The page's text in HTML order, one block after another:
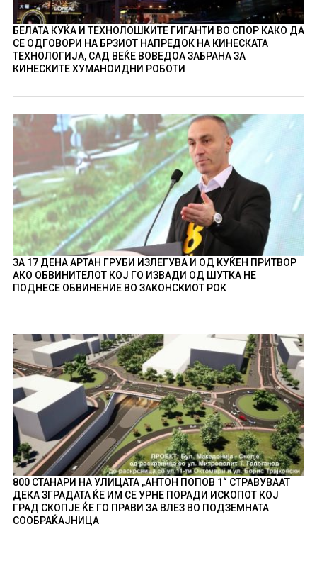
БЕЛАТА КУЌА И ТЕХНОЛОШКИТЕ ГИГАНТИ ВО СПОР КАКО ДА
СЕ ОДГОВОРИ НА БРЗИОТ НАПРЕДОК НА КИНЕСКАТА
ТЕХНОЛОГИЈА, САД ВЕЌЕ ВОВЕДОА ЗАБРАНА ЗА
КИНЕСКИТЕ ХУМАНОИДНИ РОБОТИ
ЗА 17 ДЕНА АРТАН ГРУБИ ИЗЛЕГУВА И ОД КУЌЕН ПРИТВОР
АКО ОБВИНИТЕЛОТ КОЈ ГО ИЗВАДИ ОД ШУТКА НЕ
ПОДНЕСЕ ОБВИНЕНИЕ ВО ЗАКОНСКИОТ РОК
800 СТАНАРИ НА УЛИЦАТА „АНТОН ПОПОВ 1“ СТРАВУВААТ
ДЕКА ЗГРАДАТА ЌЕ ИМ СЕ УРНЕ ПОРАДИ ИСКОПОТ КОЈ
ГРАД СКОПЈЕ ЌЕ ГО ПРАВИ ЗА ВЛЕЗ ВО ПОДЗЕМНАТА
СООБРАЌАЈНИЦА